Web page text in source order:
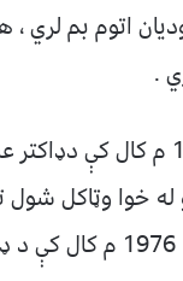
اتوم بم
.
په 1976 م کال کې
له خوا وټاکل
مياشت 1976 م